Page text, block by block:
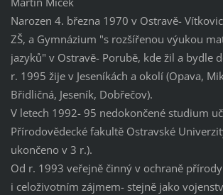
Narozen 4. března 1970 v Ostravě-
ZŠ, a Gymnázium "s rozšířenou výukou
jazyků" v Ostravě- Porubě, kde žil a bydle
r. 1995 žije v Jeseníkách a okolí (Opava,
Břidličná, Jeseník, Dobřečov).
V letech 1992- 95 nedokončené studium
Přírodovědecké fakultě Ostravské
ukončeno v 3 r.).
Od r. 1993 veřejně činný v ochraně
i celoživotním zájmem- stejně jako